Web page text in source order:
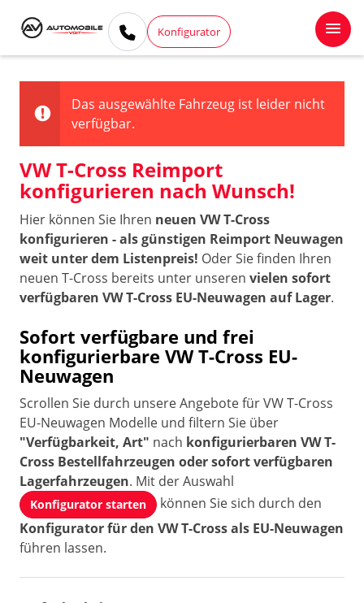
Konfigurator
Das ausgewählte Fahrzeug ist leider nicht
verfügbar.
VW T-Cross Reimport
konfigurieren nach Wunsch!
Hier können Sie Ihren neuen VW T-Cross
konfigurieren - als günstigen Reimport Neuwagen
weit unter dem Listenpreis! Oder Sie finden Ihren
neuen T-Cross bereits unter unseren vielen sofort
verfügbaren VW T-Cross EU-Neuwagen auf Lager.
Sofort verfügbare und frei
konfigurierbare VW T-Cross EU-
Neuwagen
Scrollen Sie durch unsere Angebote für VW T-Cross
EU-Neuwagen Modelle und filtern Sie über
"Verfügbarkeit, Art" nach konfigurierbaren VW T-
Cross Bestellfahrzeugen oder sofort verfügbaren
Lagerfahrzeugen. Mit der Auswahl
Konfigurator starten
können Sie sich durch den
Konfigurator für den VW T-Cross als EU-Neuwagen
führen lassen.